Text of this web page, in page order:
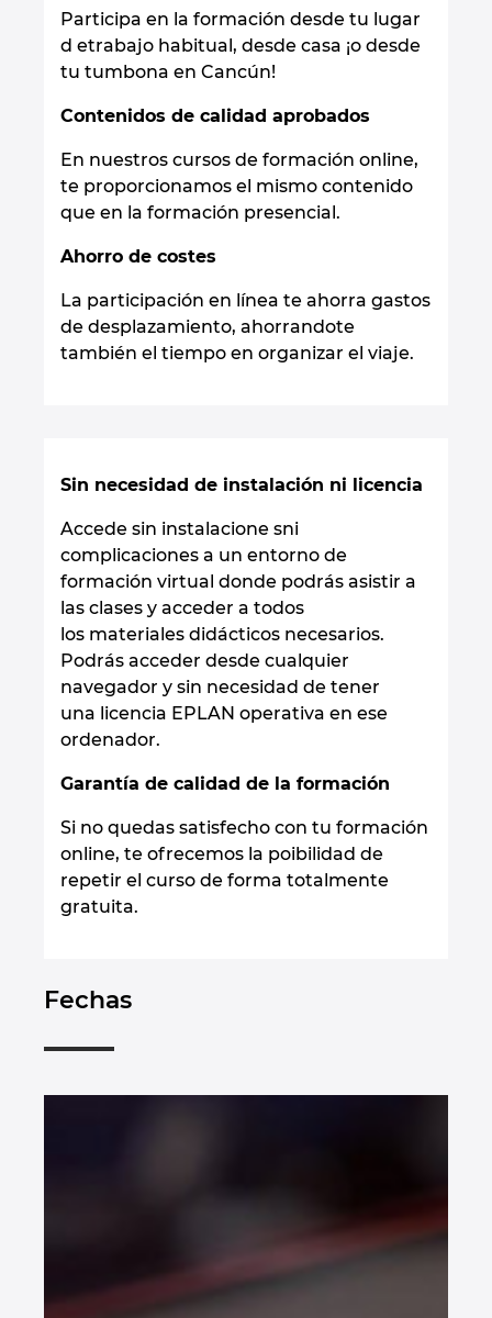
Participa en la formación desde tu lugar
d etrabajo habitual, desde casa ¡o desde
tu tumbona en Cancún!
Contenidos de calidad aprobados
En nuestros cursos de formación online,
te proporcionamos el mismo contenido
que en la formación presencial.
Ahorro de costes
La participación en línea te ahorra gastos
de desplazamiento, ahorrandote
también el tiempo en organizar el viaje.
Sin necesidad de instalación ni licencia
Accede sin instalacione sni
complicaciones a un entorno de
formación virtual donde podrás asistir a
las clases y acceder a todos
los materiales didácticos necesarios.
Podrás acceder desde cualquier
navegador y sin necesidad de tener
una licencia EPLAN operativa en ese
ordenador.
Garantía de calidad de la formación
Si no quedas satisfecho con tu formación
online, te ofrecemos la poibilidad de
repetir el curso de forma totalmente
gratuita.
Fechas
Lithuania
Luxembourg
Malaysia
Mexico
New Zealand
Norway
Poland
Portugal
Romania
Serbia
Singapore
Slovenia
South Africa
Ukraine